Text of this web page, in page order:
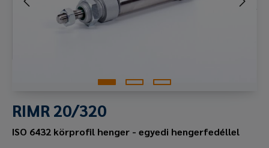
RIMR 20/320
ISO 6432 körprofil henger - egyedi hengerfedéllel